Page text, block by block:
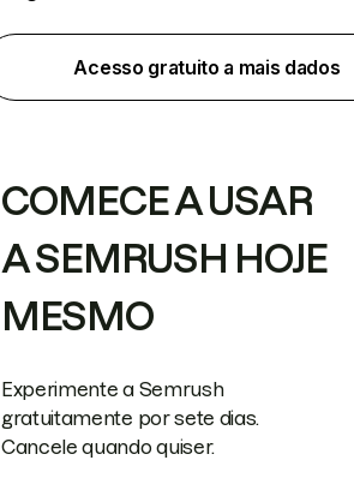
Acesso gratuito a mais dados
COMECE A USAR
A SEMRUSH HOJE
MESMO
Experimente a Semrush
gratuitamente por sete dias.
Cancele quando quiser.